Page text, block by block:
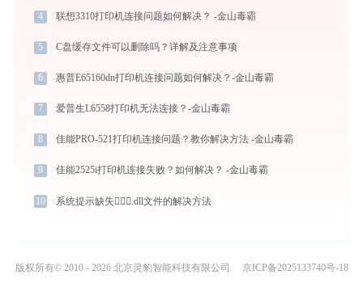
4 联想3310打印机连接问题如何解决？ -金山毒霸
5 C盘缓存文件可以删除吗？详解及注意事项
6 惠普E65160dn打印机连接问题如何解决？-金山毒霸
7 爱普生L6558打印机无法连接？-金山毒霸
8 佳能PRO-521打印机连接问题？教你解决方法 -金山毒霸
9 佳能2525i打印机连接失败？如何解决？ -金山毒霸
10 系统提示缺失.dll文件的解决方法
版权所有© 2010 - 2026 北京灵豹智能科技有限公司 京ICP备2025133740号-18